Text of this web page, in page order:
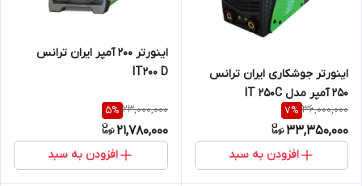
اینورتر جوشکاری ایران ترانس
250 آمپر مدل IT 250C
36,000,000
7%
33,350,000
افزودن به سبد
اینورتر 200 آمپر ایران ترانس
IT200 D
23,000,000
5%
21,780,000
افزودن به سبد